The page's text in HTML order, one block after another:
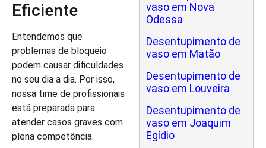
Eficiente
Entendemos que
problemas de bloqueio
podem causar dificuldades
no seu dia a dia. Por isso,
nossa time de profissionais
está preparada para
atender casos graves com
plena competência.
vaso em Nova
Odessa
Desentupimento de
vaso em Matão
Desentupimento de
vaso em Louveira
Desentupimento de
vaso em Joaquim
Egídio